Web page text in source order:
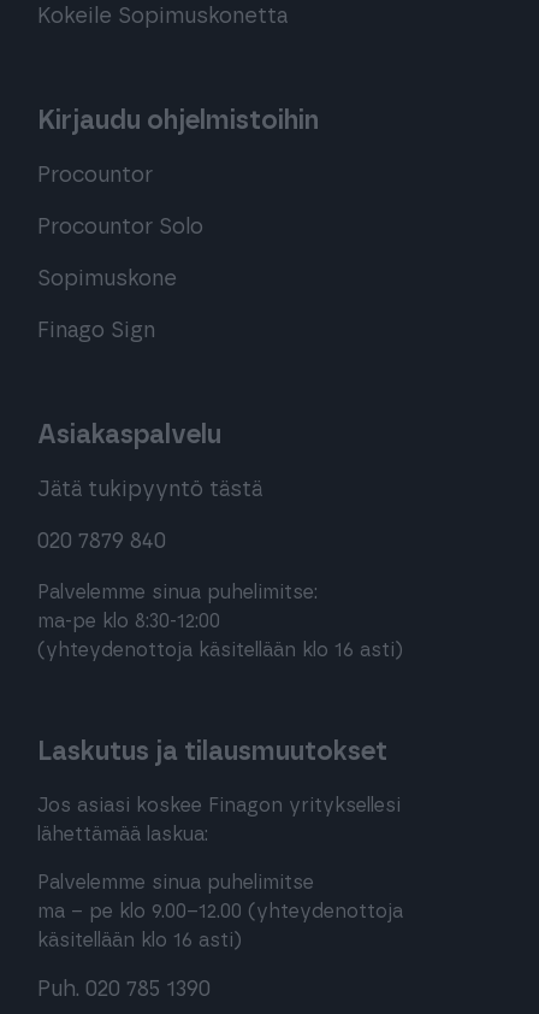
Kokeile Sopimuskonetta
Kirjaudu ohjelmistoihin
Procountor
Procountor Solo
Sopimuskone
Finago Sign
Asiakaspalvelu
Jätä tukipyyntö tästä
020 7879 840
Palvelemme sinua puhelimitse:
ma-pe klo 8:30-12:00
(yhteydenottoja käsitellään klo 16 asti)
Laskutus ja tilausmuutokset
Jos asiasi koskee Finagon yrityksellesi
lähettämää laskua:
Palvelemme sinua puhelimitse
ma – pe klo 9.00–12.00 (yhteydenottoja
käsitellään klo 16 asti)
Puh. 020 785 1390